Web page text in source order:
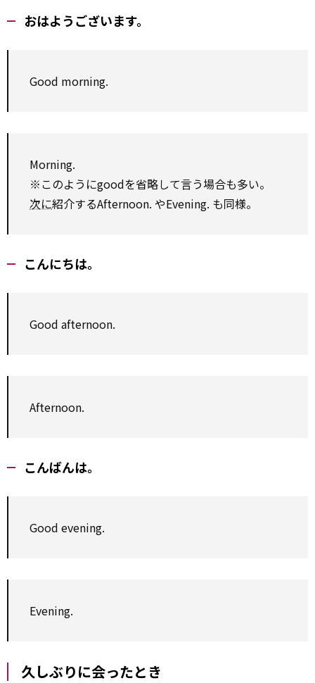
おはようございます。
Good morning.
Morning.
※このようにgoodを省略して言う場合も多い。
次に紹介するAfternoon. やEvening. も同様。
こんにちは。
Good afternoon.
Afternoon.
こんばんは。
Good evening.
Evening.
久しぶりに会ったとき